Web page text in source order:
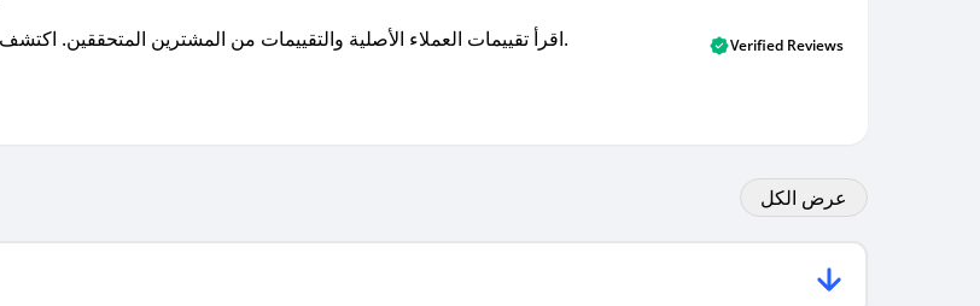
اقرأ تقييمات العملاء الأصلية والتقييمات من المشترين المتحققين. اكتشف ما يعتقده المستخدمون الحقيقيون حول خدمتنا وتعلم من تجاربهم. Verified Reviews
عرض الكل